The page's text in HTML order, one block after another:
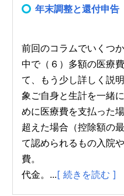
年末調整と還付申告
前回のコラムでいくつ
中で（６）多額の医療
て、もう少し詳しく説
象ご自身と生計を一緒
めに医療費を支払った
超えた場合（控除額の
て認められるもの入院
費。 風邪薬
代金。...[ 続きを読む ]